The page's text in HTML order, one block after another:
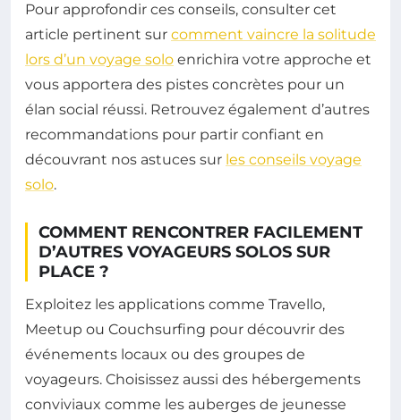
Pour approfondir ces conseils, consulter cet
article pertinent sur comment vaincre la solitude
lors d’un voyage solo enrichira votre approche et
vous apportera des pistes concrètes pour un
élan social réussi. Retrouvez également d’autres
recommandations pour partir confiant en
découvrant nos astuces sur les conseils voyage
solo.
COMMENT RENCONTRER FACILEMENT
D’AUTRES VOYAGEURS SOLOS SUR
PLACE ?
Exploitez les applications comme Travello,
Meetup ou Couchsurfing pour découvrir des
événements locaux ou des groupes de
voyageurs. Choisissez aussi des hébergements
conviviaux comme les auberges de jeunesse